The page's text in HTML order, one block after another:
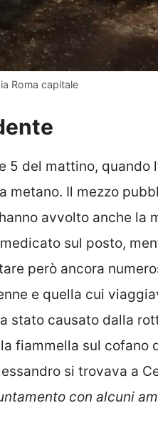
Roma capitale
5 del mattino, quando
metano. Il mezzo
avvolto anche la
sul posto,
però ancora
e quella cui
stato causato dalla
fiammella sul cofano
si trovava a
con alcuni